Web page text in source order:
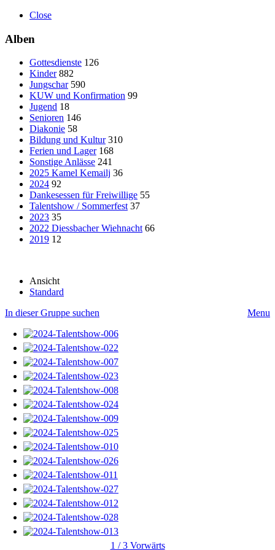
Close
Alben
Gottesdienste 126
Kinder 882
Jungschar 590
KUW und Konfirmation 99
Jugend 18
Senioren 146
Diakonie 58
Bildung und Kultur 310
Ferien und Lager 168
Sonstige Anlässe 241
2025 Kamel Kemailj 36
2024 92
Dankesessen für Freiwillige 55
Talentshow / Sommerfest 37
2023 35
2022 Diessbacher Wiehnacht 66
2019 12
Ansicht
Standard
Menu
In dieser Gruppe suchen
1 / 3 Vorwärts